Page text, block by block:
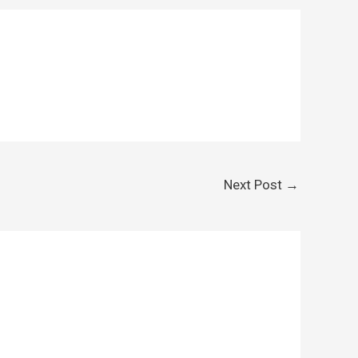
Next Post →